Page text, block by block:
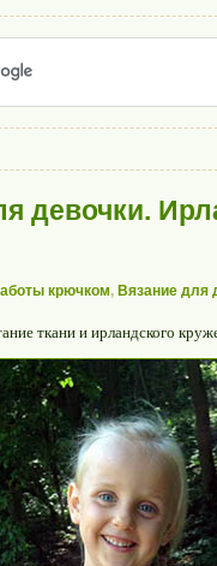
девочки.
крючком, Вязание для
ткани и ирландского